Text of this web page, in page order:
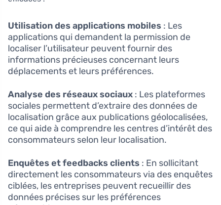
Utilisation des applications mobiles : Les
applications qui demandent la permission de
localiser l’utilisateur peuvent fournir des
informations précieuses concernant leurs
déplacements et leurs préférences.
Analyse des réseaux sociaux : Les plateformes
sociales permettent d’extraire des données de
localisation grâce aux publications géolocalisées,
ce qui aide à comprendre les centres d’intérêt des
consommateurs selon leur localisation.
Enquêtes et feedbacks clients : En sollicitant
directement les consommateurs via des enquêtes
ciblées, les entreprises peuvent recueillir des
données précises sur les préférences